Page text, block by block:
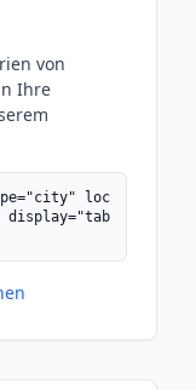
von
Ihre
loc
display="tab